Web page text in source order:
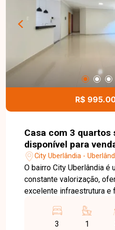
excelente oportunidade
região em constante
Entre em contato e
R$
Casa com 3 quartos
disponível para
Uberlândia em
City Uberlândia -
O bairro City Uberlândia é
constante valorização,
excelente infraestrutura e
Karaíba, o bairro conta
escolas, farmácias,
3 1